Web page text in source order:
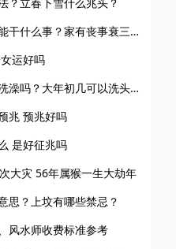
家中死人三年内不能干什么事？家有丧事衰三年是真的吗？
运好吗
大年初二可以洗头洗澡吗？大年初几可以洗头发洗澡？
兆 预兆好吗
是好征兆吗
大灾 56年属猴一生大劫年
思？上坟有哪些禁忌？
风水师收费标准参考